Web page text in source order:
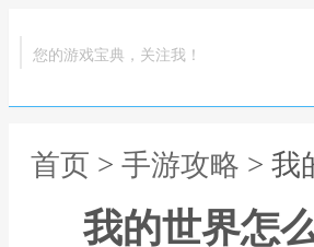
您的游戏宝典，关注我！
首页 > 手游攻略 > 我
我的世界怎